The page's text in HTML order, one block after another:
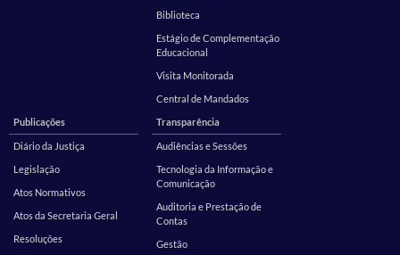
Biblioteca
Estágio de Complementação
Educacional
Visita Monitorada
Central de Mandados
Publicações
Diário da Justiça
Legislação
Atos Normativos
Atos da Secretaria Geral
Resoluções
Transparência
Audiências e Sessões
Tecnologia da Informação e
Comunicação
Auditoria e Prestação de
Contas
Gestão